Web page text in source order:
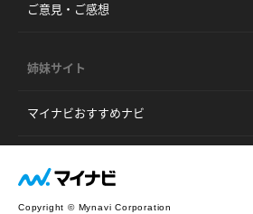
ご意見・ご感想
姉妹サイト
マイナビおすすめナビ
Copyright © Mynavi Corporation